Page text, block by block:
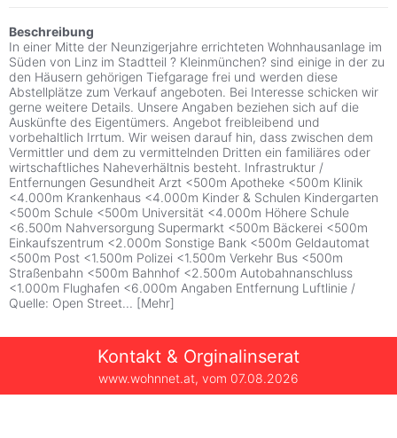
Beschreibung
In einer Mitte der Neunzigerjahre errichteten Wohnhausanlage im
Süden von Linz im Stadtteil ? Kleinmünchen? sind einige in der zu
den Häusern gehörigen Tiefgarage frei und werden diese
Abstellplätze zum Verkauf angeboten. Bei Interesse schicken wir
gerne weitere Details. Unsere Angaben beziehen sich auf die
Auskünfte des Eigentümers. Angebot freibleibend und
vorbehaltlich Irrtum. Wir weisen darauf hin, dass zwischen dem
Vermittler und dem zu vermittelnden Dritten ein familiäres oder
wirtschaftliches Naheverhältnis besteht. Infrastruktur /
Entfernungen Gesundheit Arzt <500m Apotheke <500m Klinik
<4.000m Krankenhaus <4.000m Kinder & Schulen Kindergarten
<500m Schule <500m Universität <4.000m Höhere Schule
<6.500m Nahversorgung Supermarkt <500m Bäckerei <500m
Einkaufszentrum <2.000m Sonstige Bank <500m Geldautomat
<500m Post <1.500m Polizei <1.500m Verkehr Bus <500m
Straßenbahn <500m Bahnhof <2.500m Autobahnanschluss
<1.000m Flughafen <6.000m Angaben Entfernung Luftlinie /
Quelle: Open Street... [Mehr]
Kontakt & Orginalinserat
www.wohnnet.at, vom 07.08.2026